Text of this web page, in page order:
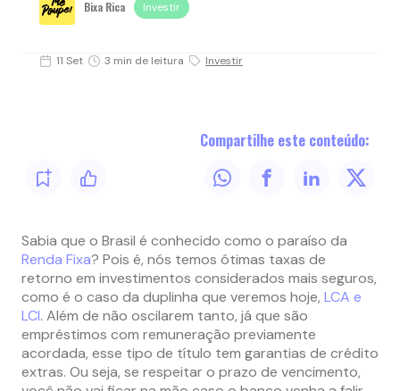
Bixa Rica Investir
11 Set 3 min de leitura Investir
Compartilhe este conteúdo:
Sabia que o Brasil é conhecido como o paraíso da
Renda Fixa? Pois é, nós temos ótimas taxas de
retorno em investimentos considerados mais seguros,
como é o caso da duplinha que veremos hoje, LCA e
LCI. Além de não oscilarem tanto, já que são
empréstimos com remuneração previamente
acordada, esse tipo de título tem garantias de crédito
extras. Ou seja, se respeitar o prazo de vencimento,